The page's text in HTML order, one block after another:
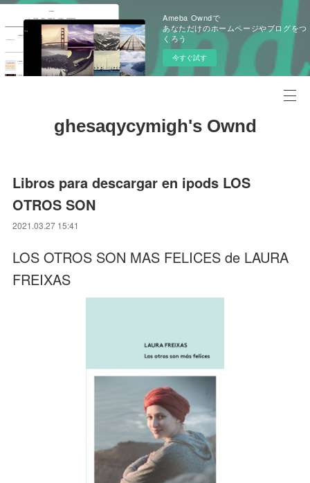
Ameba Owndで
あなただけのホームページやブログをつ
くろう
今すぐ試す
ghesaqycymigh's Ownd
Libros para descargar en ipods LOS
OTROS SON
2021.03.27 15:41
LOS OTROS SON MAS FELICES de LAURA
FREIXAS